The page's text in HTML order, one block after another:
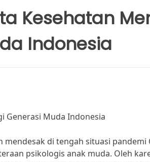
Kesehatan
Indonesia
Generasi Muda Indonesia
di tengah situasi pandemi
psikologis anak muda. Oleh